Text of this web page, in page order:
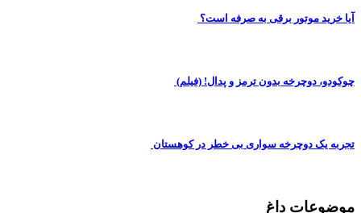
آیا خرید موتور برقی به صرفه است؟
چوکودو، دوچرخه بدون ترمز و پدال! (فیلم)
تجربه یک دوچرخه سواری بی خطر در کوهستان
موضوعات داغ